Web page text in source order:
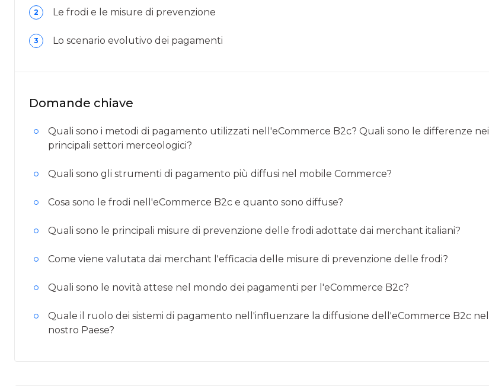
2 Le frodi e le misure di prevenzione
3 Lo scenario evolutivo dei pagamenti
Domande chiave
Quali sono i metodi di pagamento utilizzati nell'eCommerce B2c? Quali sono le differenze nei
principali settori merceologici?
Quali sono gli strumenti di pagamento più diffusi nel mobile Commerce?
Cosa sono le frodi nell'eCommerce B2c e quanto sono diffuse?
Quali sono le principali misure di prevenzione delle frodi adottate dai merchant italiani?
Come viene valutata dai merchant l'efficacia delle misure di prevenzione delle frodi?
Quali sono le novità attese nel mondo dei pagamenti per l'eCommerce B2c?
Quale il ruolo dei sistemi di pagamento nell'influenzare la diffusione dell'eCommerce B2c nel
nostro Paese?